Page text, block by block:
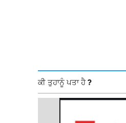
ਕੀ ਤੁਹਾਨੂੰ ਪਤਾ ਹੈ ?